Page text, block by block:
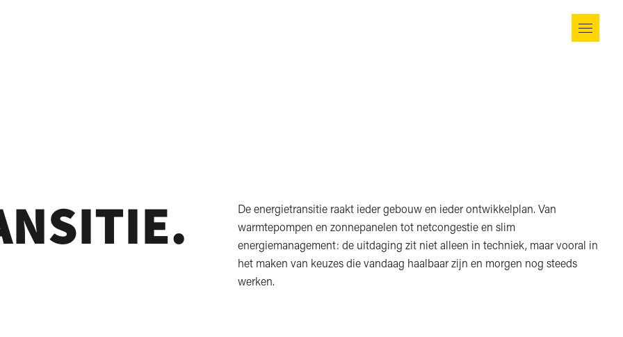
De energietransitie raakt ieder gebouw en ieder ontwikkelplan. Van
warmtepompen en zonnepanelen tot netcongestie en slim
energiemanagement: de uitdaging zit niet alleen in techniek, maar vooral in
het maken van keuzes die vandaag haalbaar zijn en morgen nog steeds
werken.